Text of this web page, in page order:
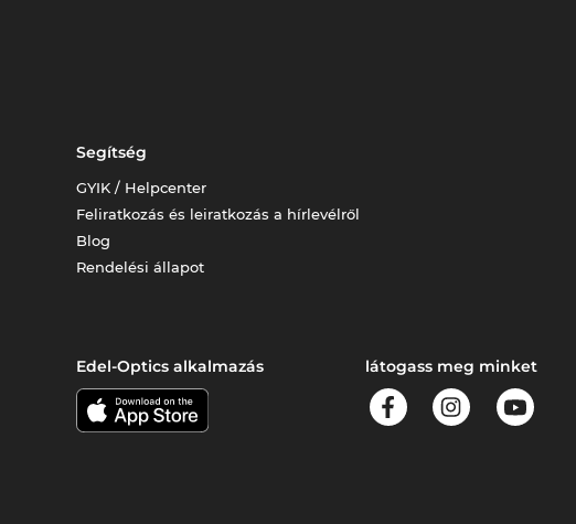
Segítség
GYIK / Helpcenter
Feliratkozás és leiratkozás a hírlevélről
Blog
Rendelési állapot
Edel-Optics alkalmazás látogass meg minket